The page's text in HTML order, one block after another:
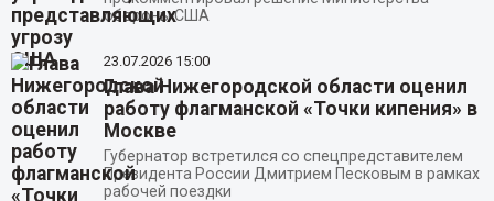
обороны США
23.07.2026 15:00
Глава Нижегородской области оценил
работу флагманской «Точки кипения» в
Москве
Губернатор встретился со спецпредставителем
Президента России Дмитрием Песковым в рамках
рабочей поездки